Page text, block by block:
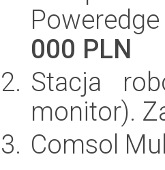
000 PLN
Stacja
monitor).
Comsol